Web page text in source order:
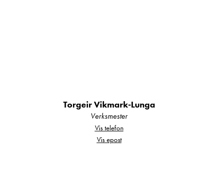
Torgeir Vikmark-Lunga
Verksmester
Vis telefon
Vis epost